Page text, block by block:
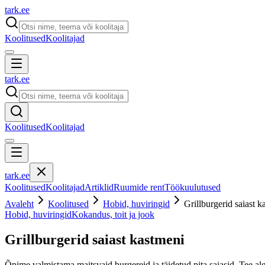
tark.ee
KoolitusedKoolitajad
tark.ee
KoolitusedKoolitajad
tark.ee
KoolitusedKoolitajadArtiklidRuumide rentTöökuulutused
Avaleht
Koolitused Hobid, huviringid
Grillburgerid saiast
Hobid, huviringidKokandus, toit ja jook
Grillburgerid saiast kastmeni